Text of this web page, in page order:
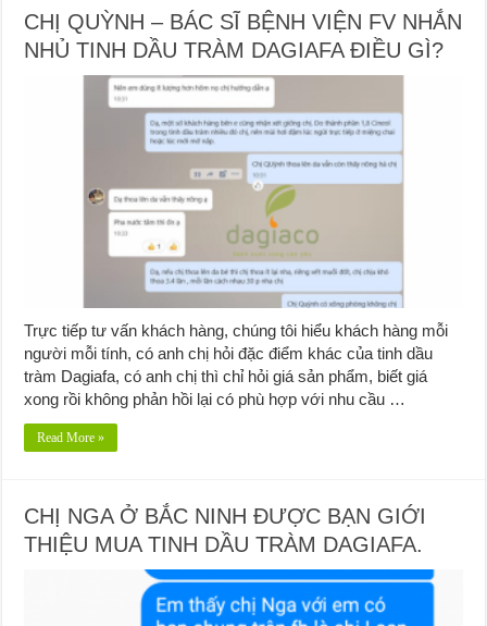
CHỊ QUỲNH – BÁC SĨ BỆNH VIỆN FV NHẮN
NHỦ TINH DẦU TRÀM DAGIAFA ĐIỀU GÌ?
Trực tiếp tư vấn khách hàng, chúng tôi hiểu khách hàng mỗi
người mỗi tính, có anh chị hỏi đặc điểm khác của tinh dầu
tràm Dagiafa, có anh chị thì chỉ hỏi giá sản phẩm, biết giá
xong rồi không phản hồi lại có phù hợp với nhu cầu …
Read More »
CHỊ NGA Ở BẮC NINH ĐƯỢC BẠN GIỚI
THIỆU MUA TINH DẦU TRÀM DAGIAFA.